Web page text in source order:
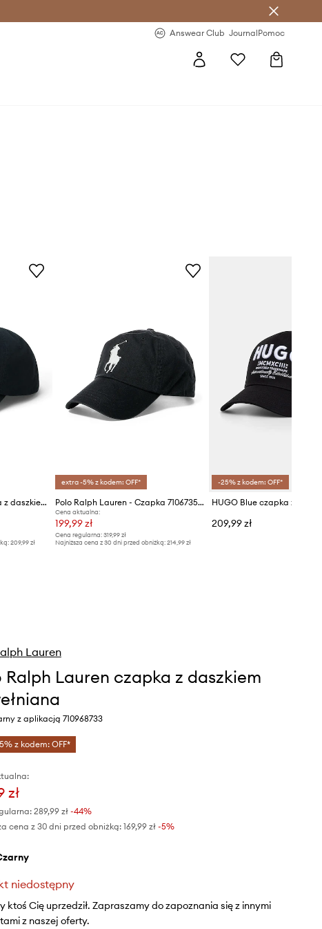
Answear Club JournalPomoc
Polo Ralph Lauren czapka z daszkiem bawełniana
209,99 zł
extra -5% z kodem: OFF*
Polo Ralph Lauren - Czapka 710673584015
Cena aktualna:
199,99 zł
Cena regularna:319,99 zł
Najniższa cena z 30 dni przed obniżką:214,99 zł
-25% z kodem: OFF*
209,99 zł
Lauren
Ralph Lauren czapka z daszkiem
z aplikacją 710968733
z kodem: OFF*
zł
289,99 zł-44%
cena z 30 dni przed obniżką: 169,99 zł -5%
czarny
niedostępny
ktoś Cię uprzedził. Zapraszamy do zapoznania się z innymi
z naszej oferty.